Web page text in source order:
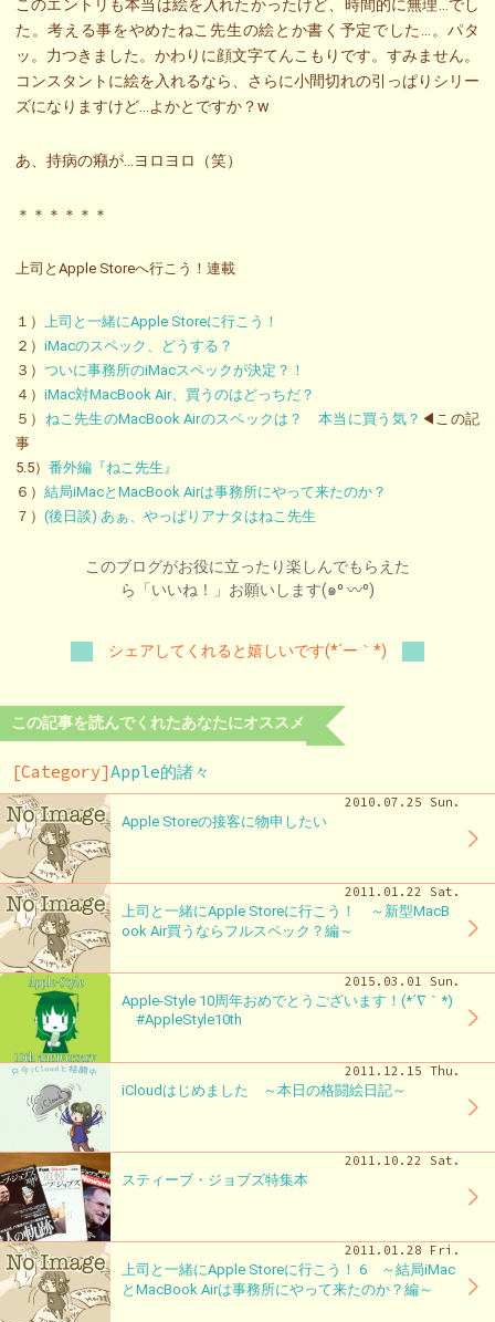
このエントリも本当は絵を入れたかったけど、時間的に無理…でし
た。考える事をやめたねこ先生の絵とか書く予定でした…。パタ
ッ。力つきました。かわりに顔文字てんこもりです。すみません。
コンスタントに絵を入れるなら、さらに小間切れの引っぱりシリー
ズになりますけど…よかとですか？w
あ、持病の癪が…ヨロヨロ（笑）
＊＊＊＊＊＊
上司とApple Storeへ行こう！連載
１）
上司と一緒にApple Storeに行こう！
２） iMacのスペック、どうする？
３） ついに事務所のiMacスペックが決定？！
４） iMac対MacBook Air、買うのはどっちだ？
５） ねこ先生のMacBook Airのスペックは？ 本当に買う気？ ◀この記
事
5.5） 番外編『ねこ先生』
６） 結局iMacとMacBook Airは事務所にやって来たのか？
７） (後日談) あぁ、やっぱりアナタはねこ先生
このブログがお役に立ったり楽しんでもらえた
ら「いいね！」お願いします(๑⁰ 〰⁰)
シェアしてくれると嬉しいです(*´ー｀*)
この記事を読んでくれたあなたにオススメ
[Category]Apple的諸々
2010.07.25 Sun.
Apple Storeの接客に物申したい
2011.01.22 Sat.
上司と一緒にApple Storeに行こう！ ～新型MacB
ook Air買うならフルスペック？編～
2015.03.01 Sun.
Apple-Style 10周年おめでとうございます！(*´∇｀*)
#AppleStyle10th
2011.12.15 Thu.
iCloudはじめました ～本日の格闘絵日記～
2011.10.22 Sat.
スティーブ・ジョブズ特集本
2011.01.28 Fri.
上司と一緒にApple Storeに行こう！ 6 ～結局iMac
とMacBook Airは事務所にやって来たのか？編～